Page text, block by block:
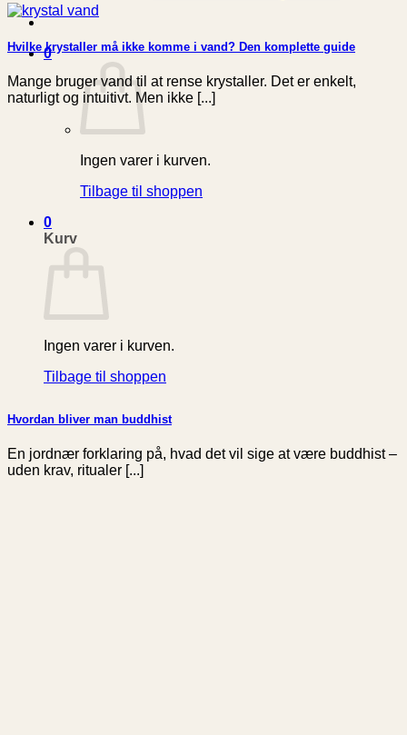
0
Ingen varer i kurven.
Tilbage til shoppen
0
Kurv
Ingen varer i kurven.
Tilbage til shoppen
Hvilke krystaller må ikke komme i vand? Den komplette guide
Mange bruger vand til at rense krystaller. Det er enkelt,
naturligt og intuitivt. Men ikke [...]
Hvordan bliver man buddhist
En jordnær forklaring på, hvad det vil sige at være buddhist –
uden krav, ritualer [...]